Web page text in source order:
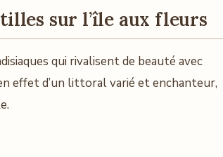
sur l’île aux fleurs
qui rivalisent de beauté avec
effet d’un littoral varié et enchanteur,